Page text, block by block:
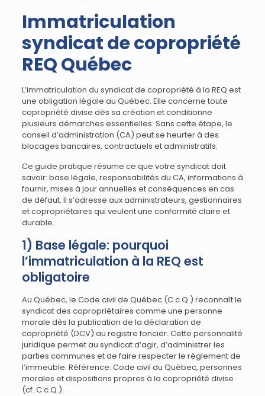
Immatriculation
syndicat de copropriété
REQ Québec
L’immatriculation du syndicat de copropriété à la REQ est
une obligation légale au Québec. Elle concerne toute
copropriété divise dès sa création et conditionne
plusieurs démarches essentielles. Sans cette étape, le
conseil d’administration (CA) peut se heurter à des
blocages bancaires, contractuels et administratifs.
Ce guide pratique résume ce que votre syndicat doit
savoir: base légale, responsabilités du CA, informations à
fournir, mises à jour annuelles et conséquences en cas
de défaut. Il s’adresse aux administrateurs, gestionnaires
et copropriétaires qui veulent une conformité claire et
durable.
1) Base légale: pourquoi
l’immatriculation à la REQ est
obligatoire
Au Québec, le Code civil de Québec (C.c.Q.) reconnaît le
syndicat des copropriétaires comme une personne
morale dès la publication de la déclaration de
copropriété (DCV) au registre foncier. Cette personnalité
juridique permet au syndicat d’agir, d’administrer les
parties communes et de faire respecter le règlement de
l’immeuble. Référence: Code civil du Québec, personnes
morales et dispositions propres à la copropriété divise
(cf. C.c.Q.).